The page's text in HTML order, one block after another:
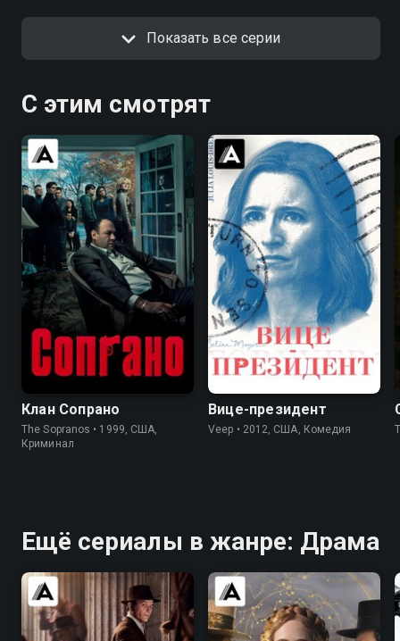
Показать все серии
С этим смотрят
8.9
Клан Сопрано
The Sopranos • 1999, США,
Криминал
7.5 8.4
Вице-президент
Veep • 2012, США, Комедия
Ещё сериалы в жанре: Драма